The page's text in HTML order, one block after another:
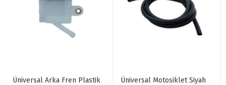
Üniversal Arka Fren Plastik
Üniversal Motosiklet Siyah